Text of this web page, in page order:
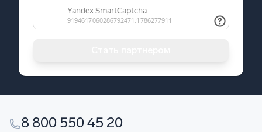
8 800 550 45 20